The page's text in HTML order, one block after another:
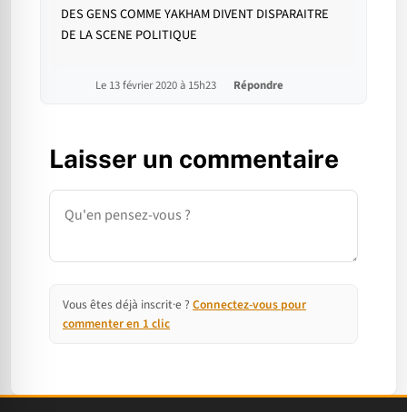
DES GENS COMME YAKHAM DIVENT DISPARAITRE
DE LA SCENE POLITIQUE
Le 13 février 2020 à 15h23 Répondre
Laisser un commentaire
Commentaire
Vous êtes déjà inscrit·e ? Connectez-vous pour
commenter en 1 clic